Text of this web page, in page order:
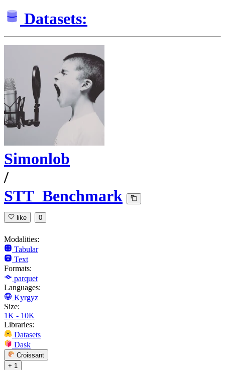
Datasets:
Simonlob
/
STT_Benchmark
like 0
Modalities:
Tabular
Text
Formats:
parquet
Languages:
Kyrgyz
Size:
1K - 10K
Libraries:
Datasets
Dask
Croissant
+ 1